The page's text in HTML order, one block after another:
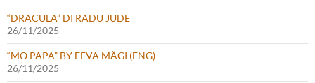
“DRACULA” DI RADU JUDE
26/11/2025
“MO PAPA” BY EEVA MÄGI (ENG)
26/11/2025